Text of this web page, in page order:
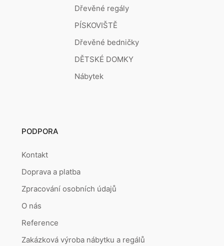
Dřevěné regály
PÍSKOVIŠTĚ
Dřevěné bedničky
DĚTSKÉ DOMKY
Nábytek
PODPORA
Kontakt
Doprava a platba
Zpracování osobních údajů
O nás
Reference
Zakázková výroba nábytku a regálů